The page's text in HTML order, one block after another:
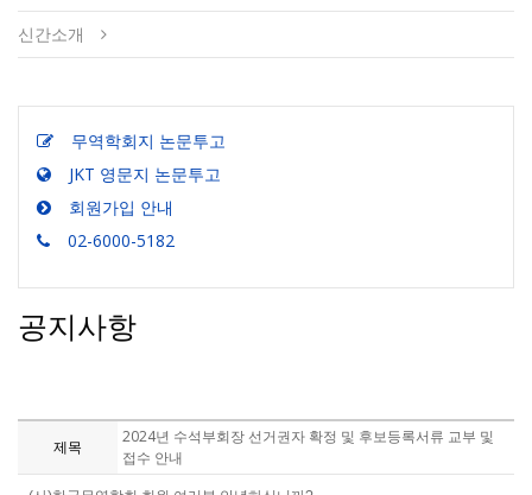
신간소개
무역학회지 논문투고
JKT 영문지 논문투고
회원가입 안내
02-6000-5182
공지사항
제목
2024년 수석부회장 선거권자 확정 및 후보등록서류 교부 및
접수 안내